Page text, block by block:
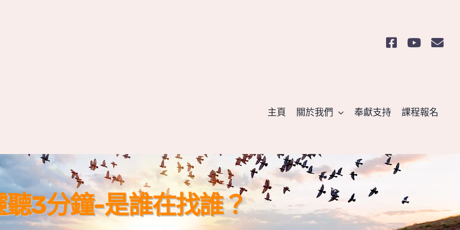
主頁 關於我們 奉獻支持 課程報名
聽3分鐘-是誰在找誰？